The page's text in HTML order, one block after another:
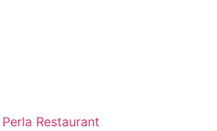
Perla Restaurant